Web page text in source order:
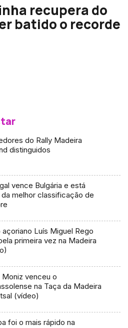
recupera do
batido o recorde
do Rally Madeira
distinguidos
vence Bulgária e está
melhor classificação de
açoriano Luís Miguel Rego
primeira vez na Madeira
Moniz venceu o
na Taça da Madeira
(vídeo)
foi o mais rápido na